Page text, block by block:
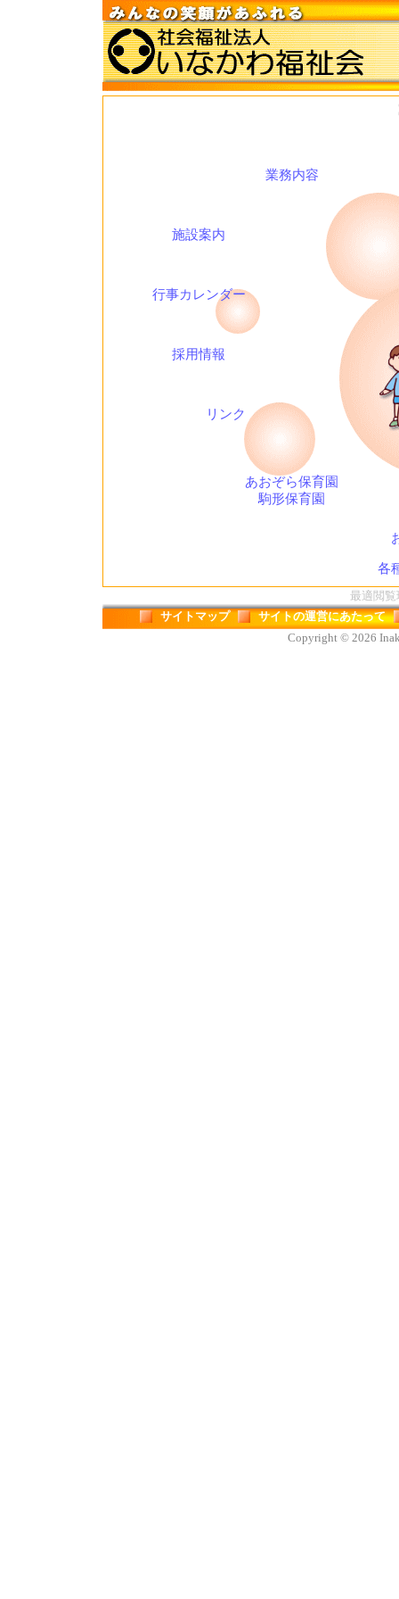
業務内容
施設案内
行事カレンダー
採用情報
リンク
あおぞら保育園
駒形保育園
各
最適閲覧
サイトマップ
サイトの運営にあたって
Copyright © 2026